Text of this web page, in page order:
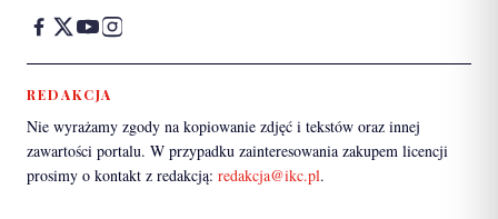
REDAKCJA
Nie wyrażamy zgody na kopiowanie zdjęć i tekstów oraz innej
zawartości portalu. W przypadku zainteresowania zakupem licencji
prosimy o kontakt z redakcją: redakcja@ikc.pl.